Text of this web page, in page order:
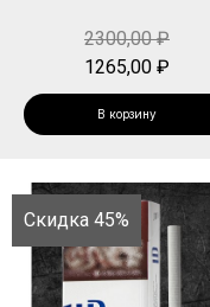
2300,00₽
1265,00 ₽
В корзину
Скидка 45%